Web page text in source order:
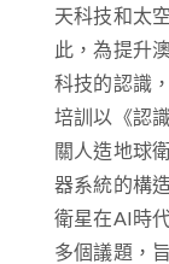
天科技和太
此，為提升
科技的認識
培訓以 《認
關人造地球
器系統的構
衛星在AI時
多個議題，